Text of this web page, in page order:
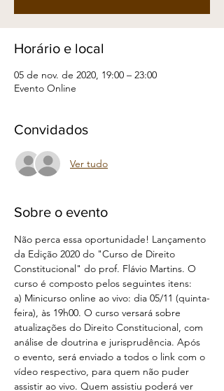
Horário e local
05 de nov. de 2020, 19:00 – 23:00
Evento Online
Convidados
Ver tudo
Sobre o evento
Não perca essa oportunidade! Lançamento
da Edição 2020 do "Curso de Direito
Constitucional" do prof. Flávio Martins. O
curso é composto pelos seguintes itens:
a) Minicurso online ao vivo: dia 05/11 (quinta-
feira), às 19h00. O curso versará sobre
atualizações do Direito Constitucional, com
análise de doutrina e jurisprudência. Após
o evento, será enviado a todos o link com o
vídeo respectivo, para quem não puder
assistir ao vivo. Quem assistiu poderá ver